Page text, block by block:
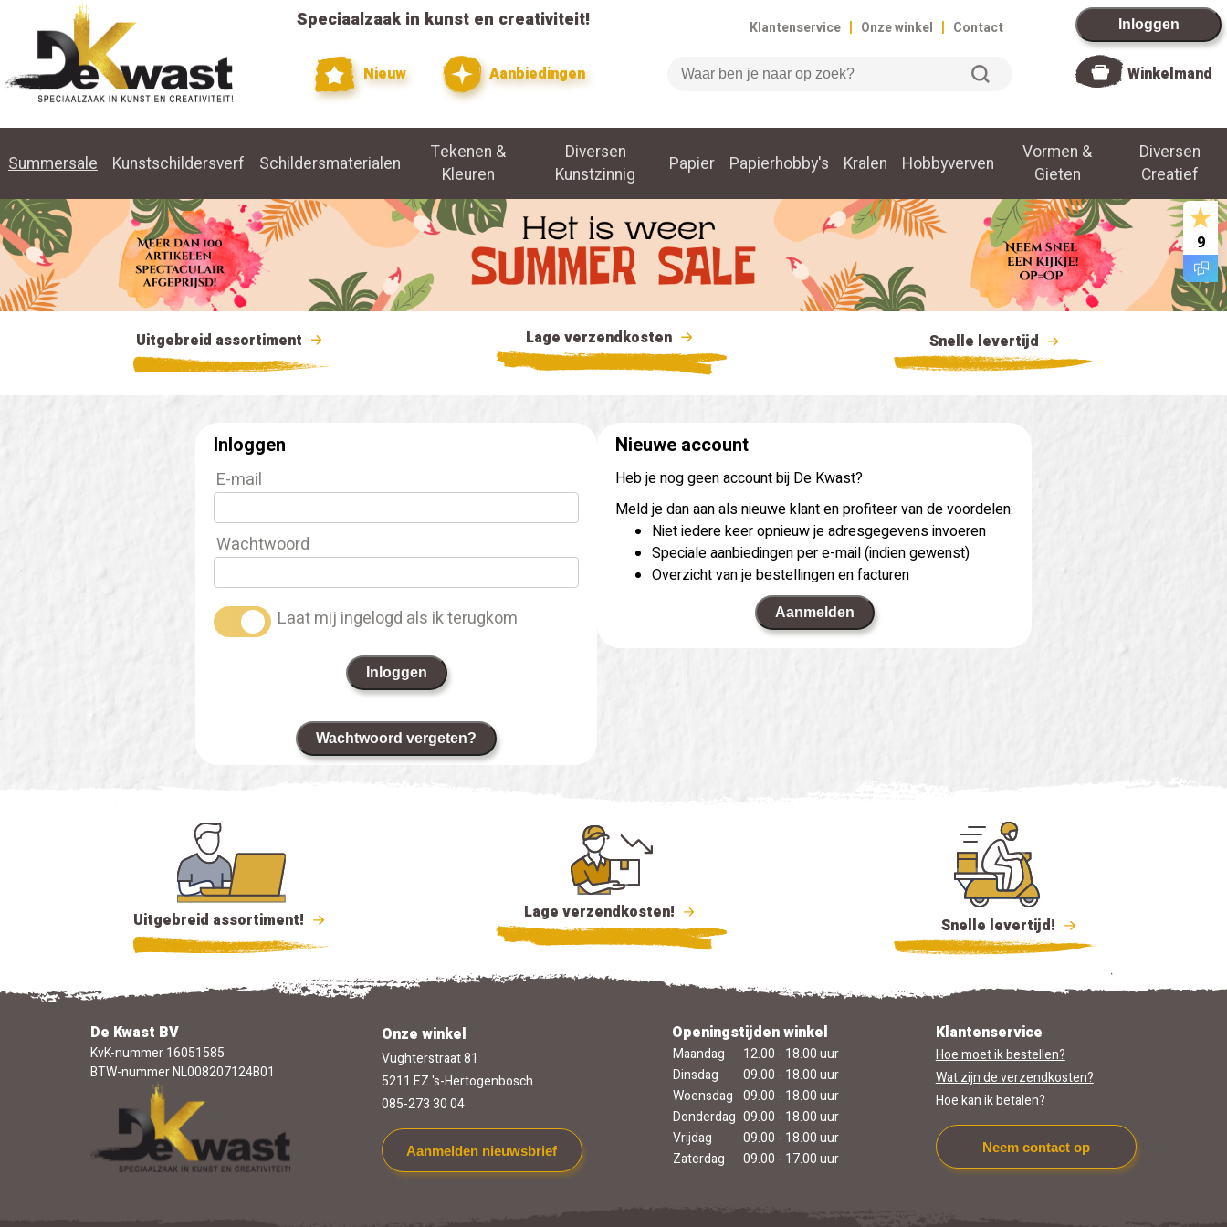
Speciaalzaak in kunst en creativiteit!
Nieuw Aanbiedingen
Klantenservice | Onze winkel | Contact
Zoeken
Inloggen
Winkelmand
Summersale Kunstschildersverf Schildersmaterialen
Tekenen &
Kleuren
Diversen
Kunstzinnig
Papier Papierhobby's Kralen Hobbyverven
Vormen &
Gieten
Diversen
Creatief
Uitgebreid assortiment Lage verzendkosten Snelle levertijd
9
Inloggen
E-mail
Wachtwoord
Laat mij ingelogd als ik terugkom
Inloggen
Wachtwoord vergeten?
Nieuwe account
Heb je nog geen account bij De Kwast?
Meld je dan aan als nieuwe klant en profiteer van de voordelen:
Niet iedere keer opnieuw je adresgegevens invoeren
Speciale aanbiedingen per e-mail (indien gewenst)
Overzicht van je bestellingen en facturen
Aanmelden
Uitgebreid assortiment! Lage verzendkosten!
Snelle levertijd!
De Kwast BV
KvK-nummer 16051585
BTW-nummer NL008207124B01
Onze winkel
Vughterstraat 81
5211 EZ 's-Hertogenbosch
085-273 30 04
Aanmelden nieuwsbrief
Openingstijden winkel
Maandag
12.00 - 18.00 uur
Dinsdag
09.00 - 18.00 uur
Woensdag 09.00 - 18.00 uur
Donderdag 09.00 - 18.00 uur
Vrijdag
09.00 - 18.00 uur
Zaterdag
09.00 - 17.00 uur
Klantenservice
Hoe moet ik bestellen?
Wat zijn de verzendkosten?
Hoe kan ik betalen?
Neem contact op